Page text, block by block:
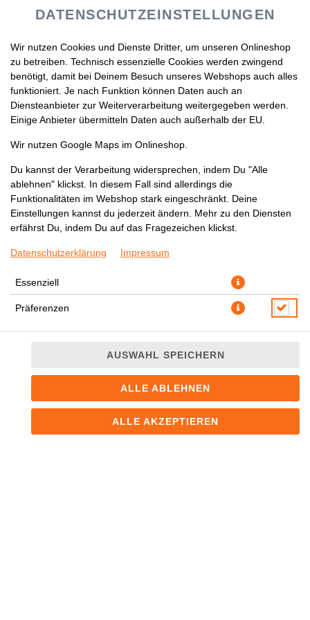
D10.INARI NIGIRI
mit Tofutasche
JETZT BESTELLEN
DATENSCHUTZEINSTELLUNGEN
Wir nutzen Cookies und Dienste Dritter, um unseren Onlineshop
zu betreiben. Technisch essenzielle Cookies werden zwingend
benötigt, damit bei Deinem Besuch unseres Webshops auch alles
funktioniert. Je nach Funktion können Daten auch an
Diensteanbieter zur Weiterverarbeitung weitergegeben werden.
Einige Anbieter übermitteln Daten auch außerhalb der EU.
Wir nutzen Google Maps im Onlineshop.
Du kannst der Verarbeitung widersprechen, indem Du "Alle
ablehnen" klickst. In diesem Fall sind allerdings die
Funktionalitäten im Webshop stark eingeschränkt. Deine
Einstellungen kannst du jederzeit ändern. Mehr zu den Diensten
erfährst Du, indem Du auf das Fragezeichen klickst.
Datenschutzerklärung Impressum
Essenziell
Präferenzen
AUSWAHL SPEICHERN
ALLE ABLEHNEN
ALLE AKZEPTIEREN